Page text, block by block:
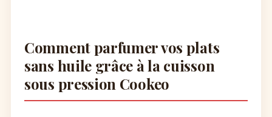
Comment parfumer vos plats
sans huile grâce à la cuisson
sous pression Cookeo